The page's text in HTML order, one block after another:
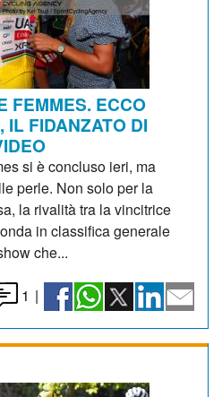
FEMMES. ECCO
IL FIDANZATO DI
si è concluso ieri, ma
perle. Non solo per la
la rivalità tra la vincitrice
in classifica generale
che...
1 |